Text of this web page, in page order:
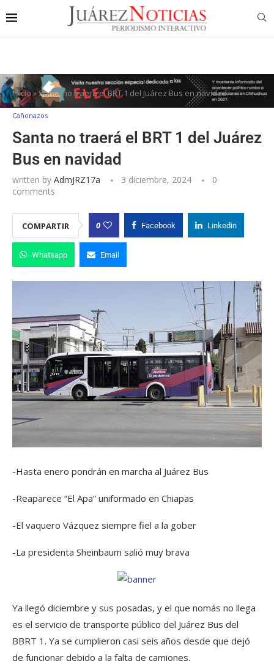
Inicio»Santa no traerá el BRT 1 del Juárez Bus en navidad
Cañonazos
Santa no traerá el BRT 1 del Juárez
Bus en navidad
written by AdmJRZ17a 3 diciembre, 2024
0
comments
COMPARTIR 0 Facebook Linkedin
Whatsapp Email
-Hasta enero pondrán en marcha al Juárez Bus
-Reaparece “El Apa” uniformado en Chiapas
-El vaquero Vázquez siempre fiel a la gober
-La presidenta Sheinbaum salió muy brava
Ya llegó diciembre y sus posadas, y el que nomás no llega
es el servicio de transporte público del Juárez Bus del
BBRT 1. Ya se cumplieron casi seis años desde que dejó
de funcionar debido a la falta de camiones.